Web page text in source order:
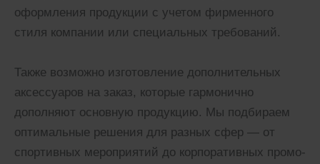
оформления продукции с учетом фирменного
стиля компании или специальных требований.
Также возможно изготовление дополнительных
аксессуаров на заказ, которые гармонично
дополняют основную продукцию. Мы подбираем
оптимальные решения для разных сфер — от
спортивных мероприятий до корпоративных промо-